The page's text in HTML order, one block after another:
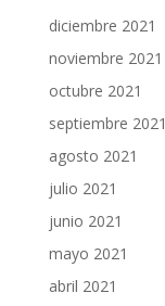
diciembre 2021
noviembre 2021
octubre 2021
septiembre 2021
agosto 2021
julio 2021
junio 2021
mayo 2021
abril 2021